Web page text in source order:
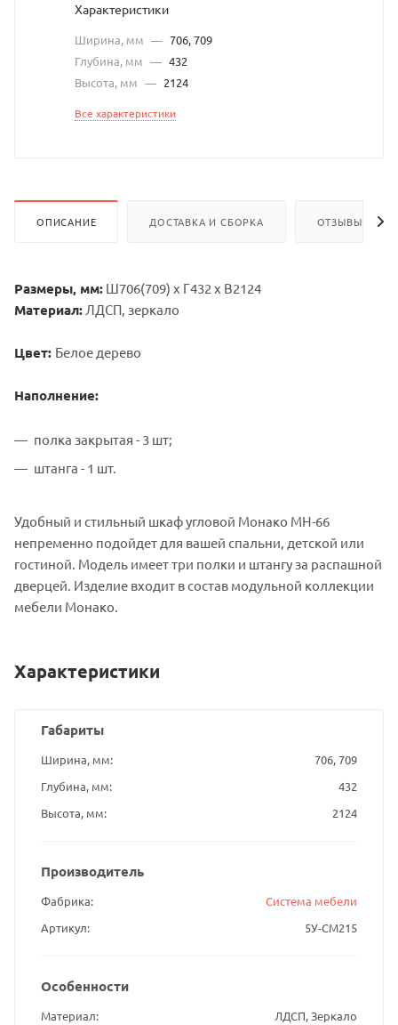
Характеристики
Ширина, мм — 706, 709
Глубина, мм — 432
Высота, мм — 2124
Все характеристики
ОПИСАНИЕ ДОСТАВКА И СБОРКА ОТЗЫВЫ
Размеры, мм: Ш706(709) х Г432 х В2124
Материал: ЛДСП, зеркало
Цвет: Белое дерево
Наполнение:
полка закрытая - 3 шт;
штанга - 1 шт.
Удобный и стильный шкаф угловой Монако МН-66
непременно подойдет для вашей спальни, детской или
гостиной. Модель имеет три полки и штангу за распашной
дверцей. Изделие входит в состав модульной коллекции
мебели Монако.
Характеристики
Габариты
Ширина, мм
706, 709
Глубина, мм
432
Высота, мм
2124
Производитель
Фабрика
Система мебели
Артикул
5У-СМ215
Особенности
Материал ЛДСП, Зеркало